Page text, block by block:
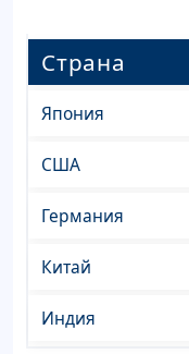
Страна
Япония
США
Германия
Китай
Индия